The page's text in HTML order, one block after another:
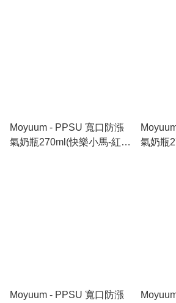
Moyuum - PPSU 寬口防漲
氣奶瓶270ml(快樂小馬-紅
氣奶瓶
Moyuum - PPSU 寬口防漲